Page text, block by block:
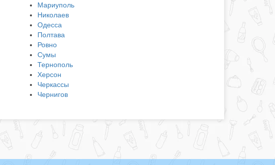
Мариуполь
Николаев
Одесса
Полтава
Ровно
Сумы
Тернополь
Херсон
Черкассы
Чернигов